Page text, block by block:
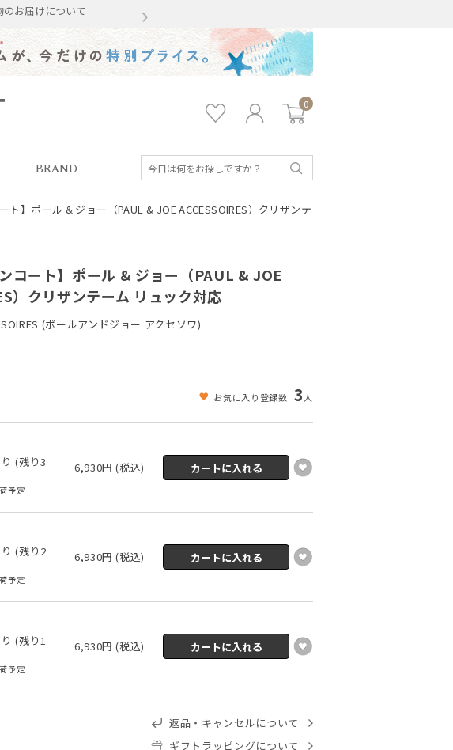
お届けについて
り
イ
ン
0
BRAND
検
ト】ポール & ジョー（PAUL & JOE ACCESSOIRES）クリザンテ
ンコート】ポール & ジョー（PAUL & JOE
）クリザンテーム リュック対応
(ポールアンドジョー アクセソワ)
お気に入り登録数 3 人
(残り3
予定
6,930円 (税込)
(残り 2
予定
6,930円 (税込)
(残り1
予定
6,930円 (税込)
返品・キャンセルについて
ギフトラッピングについて